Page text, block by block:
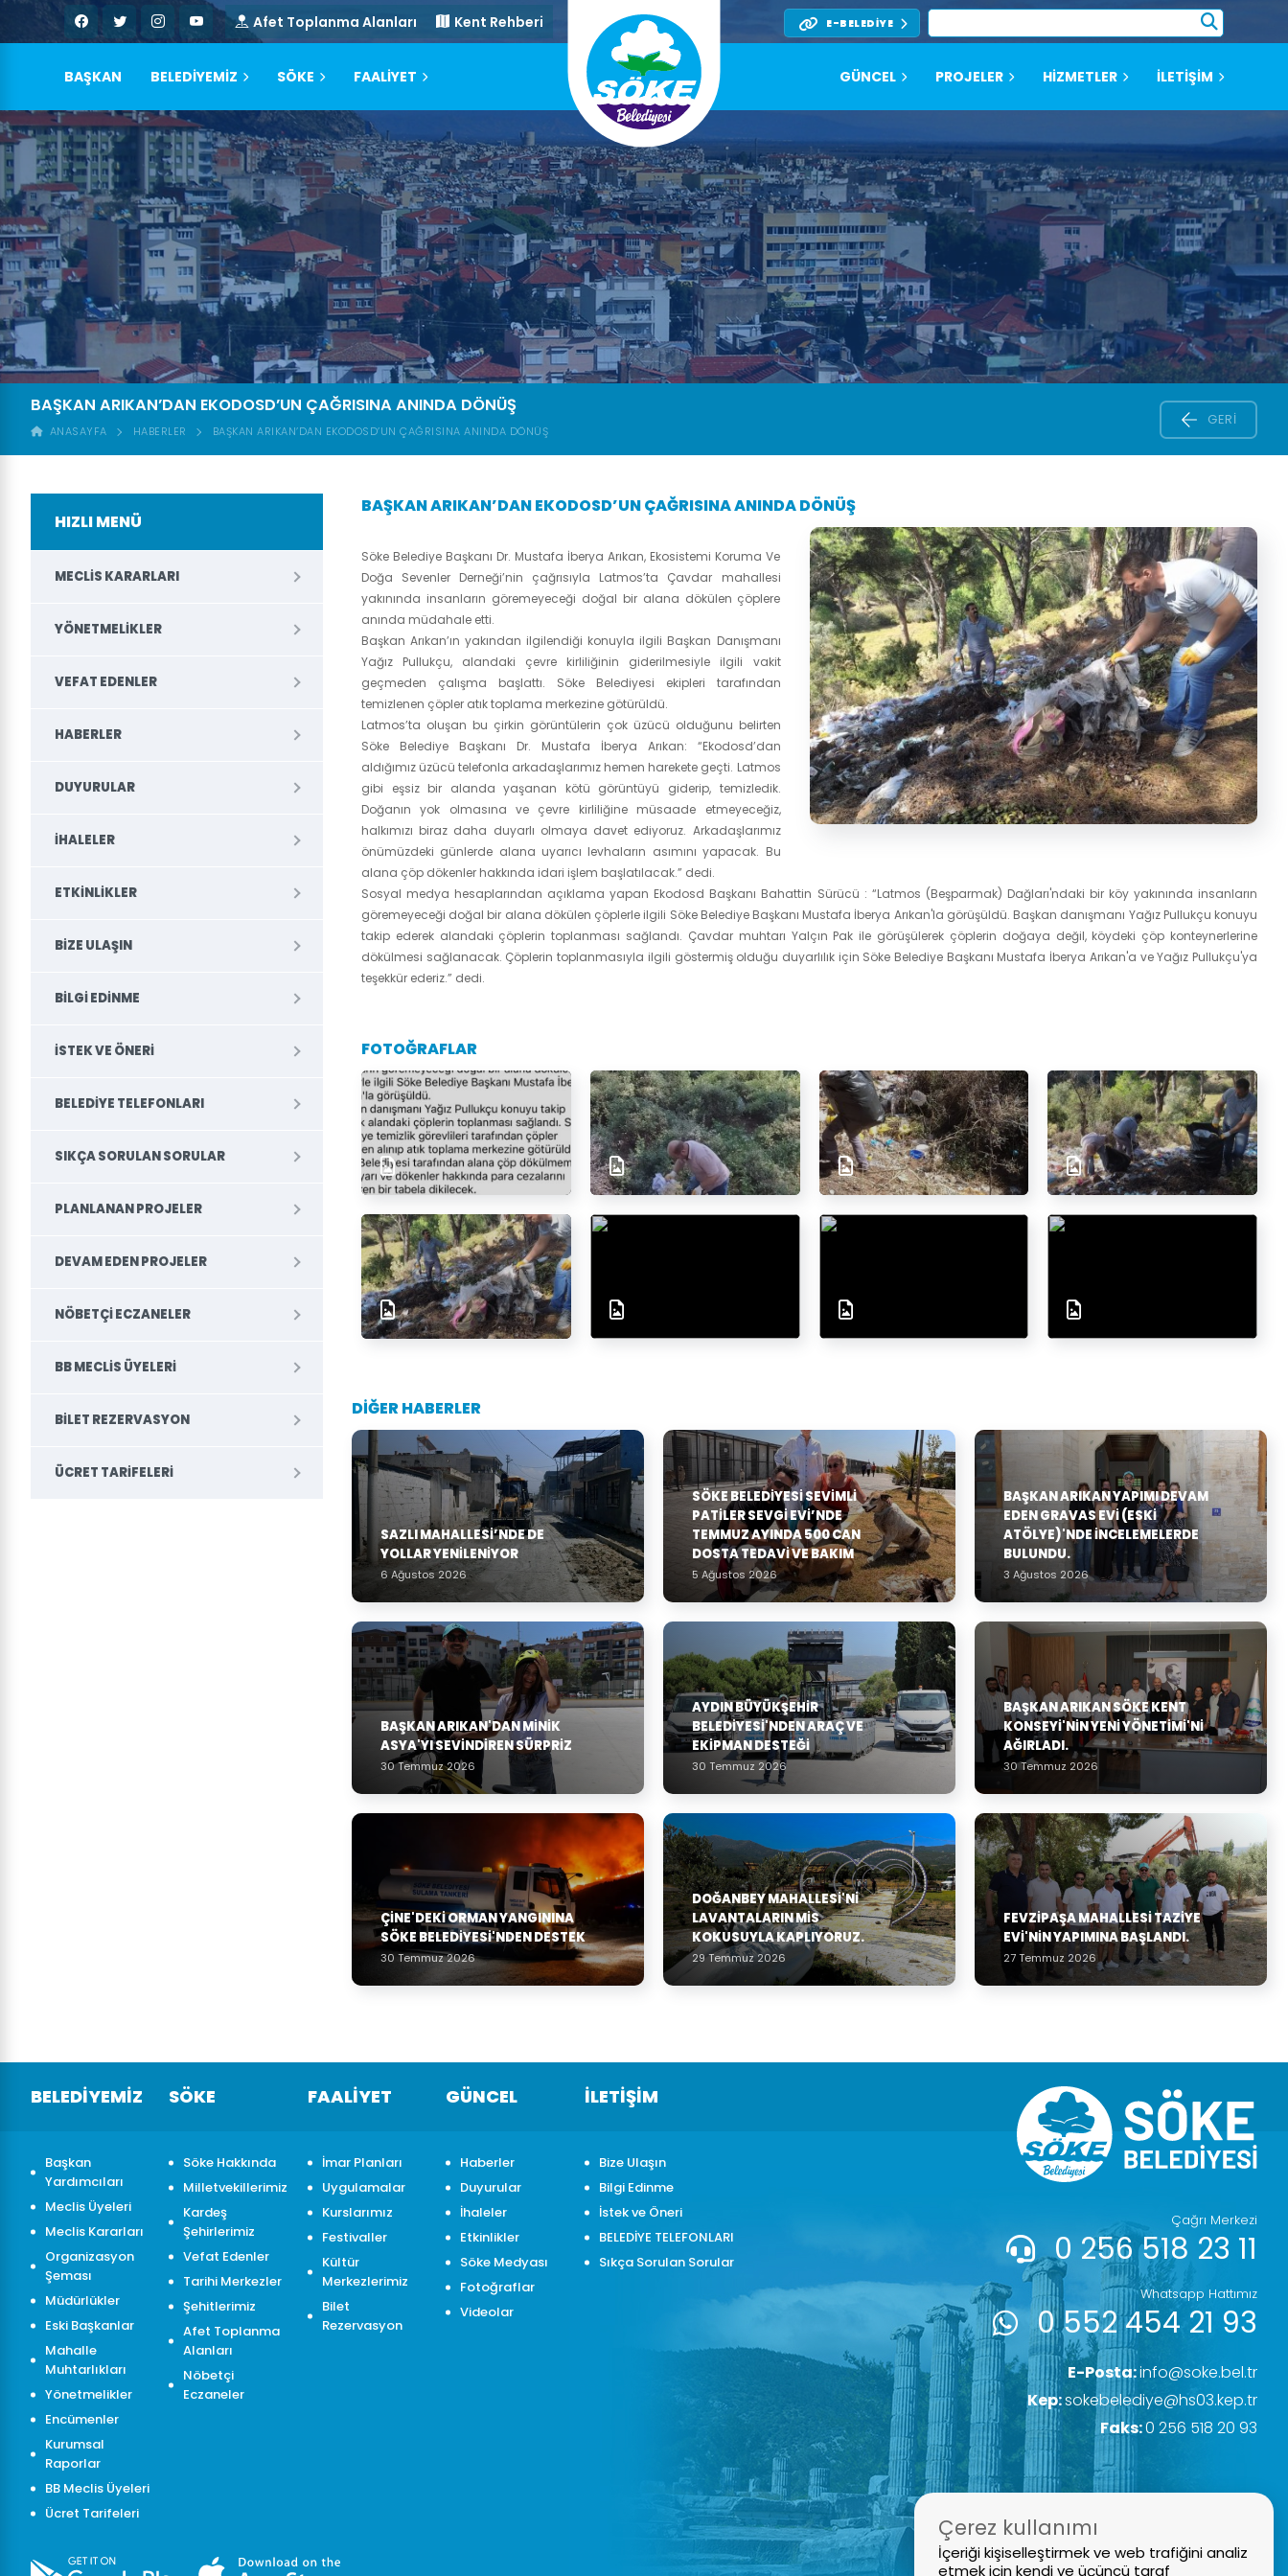
Afet Toplanma Alanları Kent Rehberi E-BELEDIYE
BAŞKAN BELEDİYEMİZ SÖKE FAALİYET GÜNCEL PROJELER HİZMETLER İLETİŞİM
BAŞKAN ARIKAN’DAN EKODOSD’UN ÇAĞRISINA ANINDA DÖNÜŞ
ANASAYFA HABERLER BAŞKAN ARIKAN’DAN EKODOSD’UN ÇAĞRISINA ANINDA DÖNÜŞ
GERI
BAŞKAN ARIKAN’DAN EKODOSD’UN ÇAĞRISINA ANINDA DÖNÜŞ
Söke Belediye Başkanı Dr. Mustafa İberya Arıkan, Ekosistemi Koruma Ve
Doğa Sevenler Derneği’nin çağrısıyla Latmos’ta Çavdar mahallesi
yakınında insanların göremeyeceği doğal bir alana dökülen çöplere
anında müdahale etti.
Başkan Arıkan’ın yakından ilgilendiği konuyla ilgili Başkan Danışmanı
Yağız Pullukçu, alandaki çevre kirliliğinin giderilmesiyle ilgili vakit
geçmeden çalışma başlattı. Söke Belediyesi ekipleri tarafından
temizlenen çöpler atık toplama merkezine götürüldü.
Latmos’ta oluşan bu çirkin görüntülerin çok üzücü olduğunu belirten
Söke Belediye Başkanı Dr. Mustafa İberya Arıkan: “Ekodosd’dan
aldığımız üzücü telefonla arkadaşlarımız hemen harekete geçti. Latmos
gibi eşsiz bir alanda yaşanan kötü görüntüyü giderip, temizledik.
Doğanın yok olmasına ve çevre kirliliğine müsaade etmeyeceğiz,
halkımızı biraz daha duyarlı olmaya davet ediyoruz. Arkadaşlarımız
önümüzdeki günlerde alana uyarıcı levhaların asımını yapacak. Bu
alana çöp dökenler hakkında idari işlem başlatılacak.” dedi.
Sosyal medya hesaplarından açıklama yapan Ekodosd Başkanı Bahattin Sürücü : “Latmos (Beşparmak) Dağları'ndaki bir köy yakınında insanların
göremeyeceği doğal bir alana dökülen çöplerle ilgili Söke Belediye Başkanı Mustafa İberya Arıkan'la görüşüldü. Başkan danışmanı Yağız Pullukçu konuyu
takip ederek alandaki çöplerin toplanması sağlandı. Çavdar muhtarı Yalçın Pak ile görüşülerek çöplerin doğaya değil, köydeki çöp konteynerlerine
dökülmesi sağlanacak. Çöplerin toplanmasıyla ilgili göstermiş olduğu duyarlılık için Söke Belediye Başkanı Mustafa İberya Arıkan'a ve Yağız Pullukçu'ya
teşekkür ederiz.” dedi.
FOTOĞRAFLAR
DİĞER HABERLER
SAZLI MAHALLESİ’NDE DE
YOLLAR YENİLENİYOR
6 Ağustos 2026
SÖKE BELEDIYESI SEVIMLI
PATILER SEVGI EVI’NDE
TEMMUZ AYINDA 500 CAN
DOSTA TEDAVI VE BAKIM
5 Ağustos 2026
BAŞKAN ARIKAN YAPIMI DEVAM
EDEN GRAVAS EVI (ESKI
ATÖLYE)'NDE İNCELEMELERDE
BULUNDU.
3 Ağustos 2026
BAŞKAN ARIKAN'DAN MINIK
ASYA'YI SEVINDIREN SÜRPRIZ
30 Temmuz 2026
AYDIN BÜYÜKŞEHIR
BELEDIYESI'NDEN ARAÇ VE
EKIPMAN DESTEĞI
30 Temmuz 2026
BAŞKAN ARIKAN SÖKE KENT
KONSEYI'NIN YENI YÖNETIMI'NI
AĞIRLADI.
30 Temmuz 2026
ÇINE'DEKI ORMAN YANGININA
SÖKE BELEDIYESI'NDEN DESTEK
30 Temmuz 2026
DOĞANBEY MAHALLESI'NI
LAVANTALARIN MIS
KOKUSUYLA KAPLIYORUZ.
29 Temmuz 2026
FEVZIPAŞA MAHALLESI TAZIYE
EVI'NIN YAPIMINA BAŞLANDI.
27 Temmuz 2026
HIZLI MENÜ
MECLIS KARARLARI
YÖNETMELIKLER
VEFAT EDENLER
HABERLER
DUYURULAR
İHALELER
ETKINLIKLER
BIZE ULAŞIN
BILGI EDINME
İSTEK VE ÖNERI
BELEDİYE TELEFONLARI
SIKÇA SORULAN SORULAR
PLANLANAN PROJELER
DEVAM EDEN PROJELER
NÖBETÇI ECZANELER
BB MECLIS ÜYELERI
BILET REZERVASYON
ÜCRET TARIFELERI
BELEDİYEMİZ
Başkan
Yardımcıları
Meclis Üyeleri
Meclis Kararları
Organizasyon
Şeması
Müdürlükler
Eski Başkanlar
Mahalle
Muhtarlıkları
Yönetmelikler
Encümenler
Kurumsal
Raporlar
BB Meclis Üyeleri
Ücret Tarifeleri
SÖKE
Söke Hakkında
Milletvekillerimiz
Kardeş
Şehirlerimiz
Vefat Edenler
Tarihi Merkezler
Şehitlerimiz
Afet Toplanma
Alanları
Nöbetçi
Eczaneler
FAALİYET
İmar Planları
Uygulamalar
Kurslarımız
Festivaller
Kültür
Merkezlerimiz
Bilet
Rezervasyon
GÜNCEL
Haberler
Duyurular
İhaleler
Etkinlikler
Söke Medyası
Fotoğraflar
Videolar
İLETİŞİM
Bize Ulaşın
Bilgi Edinme
İstek ve Öneri
BELEDİYE TELEFONLARI
Sıkça Sorulan Sorular
Çağrı Merkezi
0 256 518 23 11
Whatsapp Hattımız
0 552 454 21 93
E-Posta:info@soke.bel.tr
Kep:sokebelediye@hs03.kep.tr
Faks:0 256 518 20 93
Çerez kullanımı
İçeriği kişiselleştirmek ve web trafiğini analiz
etmek için kendi ve üçüncü taraf